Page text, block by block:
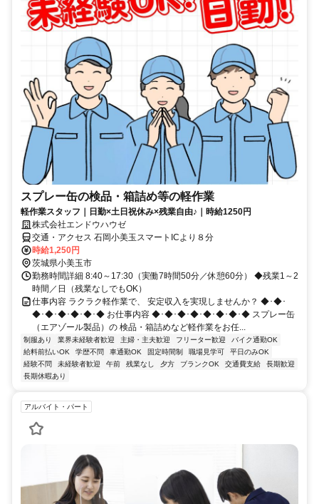
スプレー缶の検品・箱詰め等の軽作業
軽作業スタッフ｜日勤×土日祝休み×残業自由♪｜時給1250円
株式会社エンドウハウゼ
交通・アクセス 石岡小美玉スマートICより８分
時給1,250円
茨城県小美玉市
勤務時間詳細 8:40～17:30（実働7時間50分／休憩60分） ◆残業1～2
時間／日（残業なしでもOK）
仕事内容 ラクラク軽作業で、 安定収入を実現しませんか？ ◆･◆･
◆･◆･◆･◆･◆･◆ お仕事内容 ◆･◆･◆･◆･◆･◆･◆･◆ スプレー缶
（エアゾール製品）の 検品・箱詰めなど軽作業をお任...
制服あり 業界未経験者歓迎 主婦・主夫歓迎 フリーター歓迎
バイク通勤OK
給料前払いOK
学歴不問 車通勤OK 固定時間制 職場見学可
平日のみOK
経験不問
未経験者歓迎 午前 残業なし 夕方 ブランクOK 交通費支給
長期歓迎
長期休暇あり
アルバイト・パート